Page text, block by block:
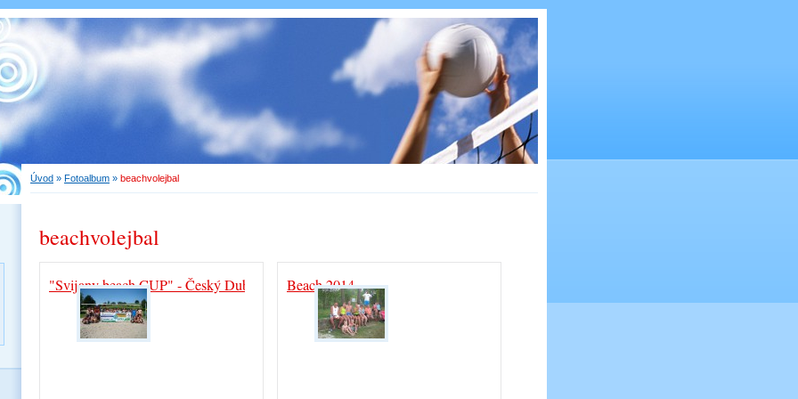
Úvod » Fotoalbum » beachvolejbal
beachvolejbal
"Svijany beach CUP" - Český Dub Beach 2014